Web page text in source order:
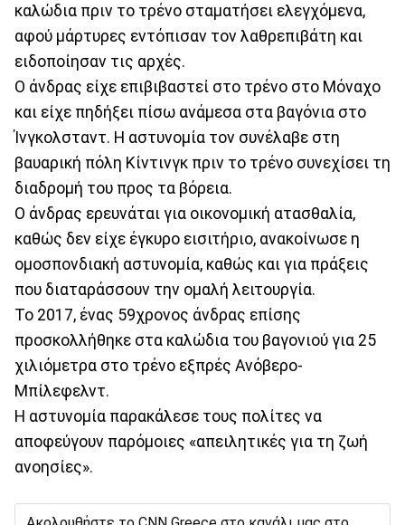
καλώδια πριν το τρένο σταματήσει ελεγχόμενα,
αφού μάρτυρες εντόπισαν τον λαθρεπιβάτη και
ειδοποίησαν τις αρχές.
Ο άνδρας είχε επιβιβαστεί στο τρένο στο Μόναχο
και είχε πηδήξει πίσω ανάμεσα στα βαγόνια στο
Ίνγκολσταντ. Η αστυνομία τον συνέλαβε στη
βαυαρική πόλη Κίντινγκ πριν το τρένο συνεχίσει τη
διαδρομή του προς τα βόρεια.
Ο άνδρας ερευνάται για οικονομική ατασθαλία,
καθώς δεν είχε έγκυρο εισιτήριο, ανακοίνωσε η
ομοσπονδιακή αστυνομία, καθώς και για πράξεις
που διαταράσσουν την ομαλή λειτουργία.
Το 2017, ένας 59χρονος άνδρας επίσης
προσκολλήθηκε στα καλώδια του βαγονιού για 25
χιλιόμετρα στο τρένο εξπρές Ανόβερο-
Μπίλεφελντ.
Η αστυνομία παρακάλεσε τους πολίτες να
αποφεύγουν παρόμοιες «απειλητικές για τη ζωή
ανοησίες».